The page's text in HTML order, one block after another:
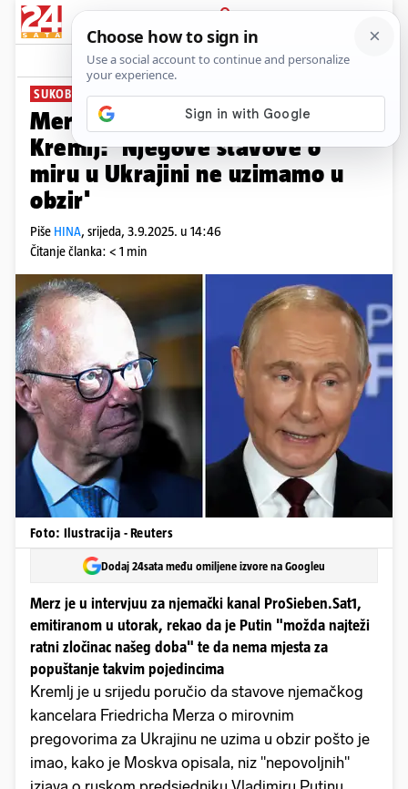
PRIJAVA
News Komentari
SUKOB NA POLITIČKOJ SCENI
Merz: 'Putin je ratni zločinac';
Kremlj: 'Njegove stavove o
miru u Ukrajini ne uzimamo u
obzir'
Piše HINA, srijeda, 3.9.2025. u 14:46
Čitanje članka: < 1 min
Foto: Ilustracija - Reuters
Dodaj 24sata među omiljene izvore na Googleu
Merz je u intervjuu za njemački kanal ProSieben.Sat1,
emitiranom u utorak, rekao da je Putin "možda najteži
ratni zločinac našeg doba" te da nema mjesta za
popuštanje takvim pojedincima
Kremlj je u srijedu poručio da stavove njemačkog
kancelara Friedricha Merza o mirovnim
pregovorima za Ukrajinu ne uzima u obzir pošto je
imao, kako je Moskva opisala, niz "nepovoljnih"